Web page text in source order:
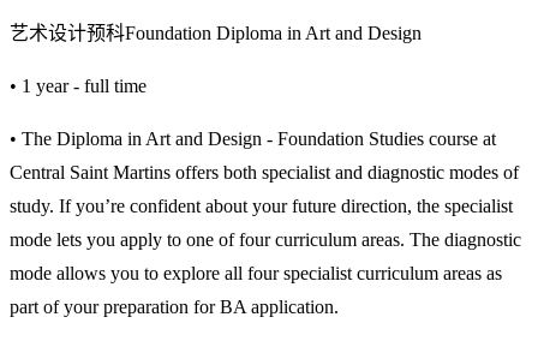
艺术设计预科Foundation Diploma in Art and Design
• 1 year - full time
• The Diploma in Art and Design - Foundation Studies course at
Central Saint Martins offers both specialist and diagnostic modes of
study. If you’re confident about your future direction, the specialist
mode lets you apply to one of four curriculum areas. The diagnostic
mode allows you to explore all four specialist curriculum areas as
part of your preparation for BA application.